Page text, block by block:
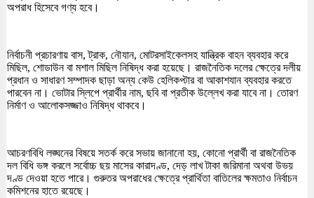
অপরাধ হিসেবে গণ্য হবে।
নির্বাচনী প্রচারণায় বাস, ট্রাক, নৌযান, মোটরসাইকেলসহ যান্ত্রিক বাহন ব্যবহার করে
মিছিল, শোডাউন বা মশাল মিছিল নিষিদ্ধ করা হয়েছে। রাজনৈতিক দলের ক্ষেত্রে দলীয়
প্রধান ও সাধারণ সম্পাদক ছাড়া অন্য কেউ হেলিকপ্টার বা আকাশযান ব্যবহার করতে
পারবেন না। ভোটার স্লিপে প্রার্থীর নাম, ছবি বা প্রতীক উল্লেখ করা যাবে না। তোরণ
নির্মাণ ও আলোকসজ্জাও নিষিদ্ধ থাকবে।
আচরণবিধি লঙ্ঘনের বিষয়ে সতর্ক করে সভায় জানানো হয়, কোনো প্রার্থী বা রাজনৈতিক
দল বিধি ভঙ্গ করলে সর্বোচ্চ ছয় মাসের কারাদণ্ড, দেড় লাখ টাকা জরিমানা অথবা উভয়
দণ্ড দেওয়া হতে পারে। গুরুতর অপরাধের ক্ষেত্রে প্রার্থিতা বাতিলের ক্ষমতাও নির্বাচন
কমিশনের হাতে রয়েছে।